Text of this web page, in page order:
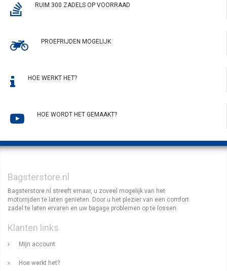
RUIM 300 ZADELS OP VOORRAAD
PROEFRIJDEN MOGELIJK
HOE WERKT HET?
HOE WORDT HET GEMAAKT?
Bagsterstore.nl
Bagsterstore.nl streeft ernaar, u zoveel mogelijk van het
motorrijden te laten genieten. Door u het plezier van een comfort
zadel te laten ervaren en uw bagage problemen op te lossen.
Klanten links
Mijn account
Hoe werkt het?